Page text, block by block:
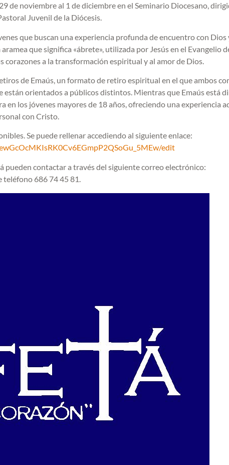
de noviembre al 1 de diciembre en el Seminario Diocesano,
Juvenil de la Diócesis.
que buscan una experiencia profunda de encuentro con Dios
que significa «ábrete», utilizada por Jesús en el Evangelio
a la transformación espiritual y al amor de Dios.
de Emaús, un formato de retiro espiritual en el que ambos
están orientados a públicos distintos. Mientras que Emaús está
en los jóvenes mayores de 18 años, ofreciendo una experiencia
con Cristo.
Se puede rellenar accediendo al siguiente enlace:
edit
pueden contactar a través del siguiente correo electrónico:
teléfono 686 74 45 81.